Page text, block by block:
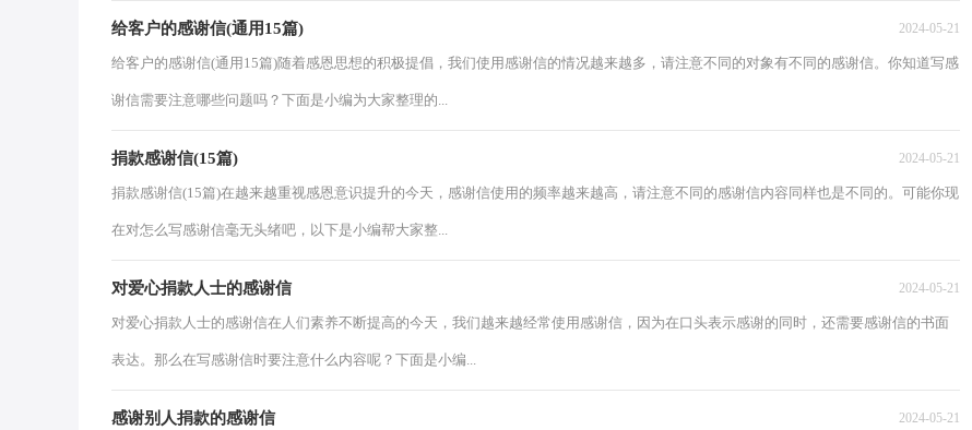
给客户的感谢信(通用15篇) 2024-05-21
给客户的感谢信(通用15篇)随着感恩思想的积极提倡，我们使用感谢信的情况越来越多，请注意不同的对象有不同的感谢信。你知道写感
谢信需要注意哪些问题吗？下面是小编为大家整理的...
捐款感谢信(15篇) 2024-05-21
捐款感谢信(15篇)在越来越重视感恩意识提升的今天，感谢信使用的频率越来越高，请注意不同的感谢信内容同样也是不同的。可能你现
在对怎么写感谢信毫无头绪吧，以下是小编帮大家整...
对爱心捐款人士的感谢信 2024-05-21
对爱心捐款人士的感谢信在人们素养不断提高的今天，我们越来越经常使用感谢信，因为在口头表示感谢的同时，还需要感谢信的书面
表达。那么在写感谢信时要注意什么内容呢？下面是小编...
感谢别人捐款的感谢信 2024-05-21